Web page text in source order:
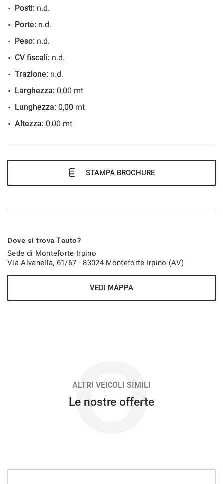
48 Mesi
735€/mese
48 Mesi
750€/mese
48 Mesi
752€/mese
Posti: n.d.
Porte: n.d.
Peso: n.d.
CV fiscali: n.d.
Trazione: n.d.
Larghezza: 0,00 mt
Lunghezza: 0,00 mt
Altezza: 0,00 mt
STAMPA BROCHURE
Dove si trova l'auto?
Sede di Monteforte Irpino
Via Alvanella, 61/67 - 83024 Monteforte Irpino (AV)
VEDI MAPPA
O
ALTRI VEICOLI SIMILI
Le nostre offerte